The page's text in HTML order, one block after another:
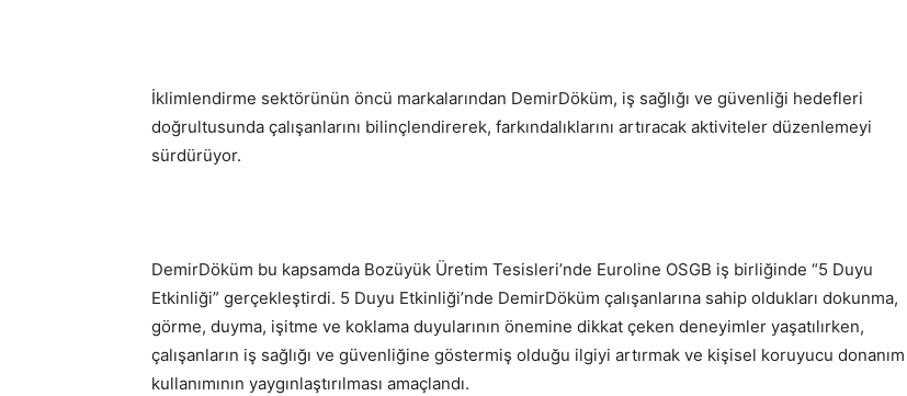
İklimlendirme sektörünün öncü markalarından DemirDöküm, iş sağlığı ve güvenliği hedefleri
doğrultusunda çalışanlarını bilinçlendirerek, farkındalıklarını artıracak aktiviteler düzenlemeyi
sürdürüyor.
DemirDöküm bu kapsamda Bozüyük Üretim Tesisleri’nde Euroline OSGB iş birliğinde “5 Duyu
Etkinliği” gerçekleştirdi. 5 Duyu Etkinliği’nde DemirDöküm çalışanlarına sahip oldukları dokunma,
görme, duyma, işitme ve koklama duyularının önemine dikkat çeken deneyimler yaşatılırken,
çalışanların iş sağlığı ve güvenliğine göstermiş olduğu ilgiyi artırmak ve kişisel koruyucu donanım
kullanımının yaygınlaştırılması amaçlandı.